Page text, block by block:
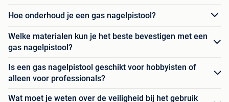
Hoe onderhoud je een gas nagelpistool?
Welke materialen kun je het beste bevestigen met een
gas nagelpistool?
Is een gas nagelpistool geschikt voor hobbyisten of
alleen voor professionals?
Wat moet je weten over de veiligheid bij het gebruik